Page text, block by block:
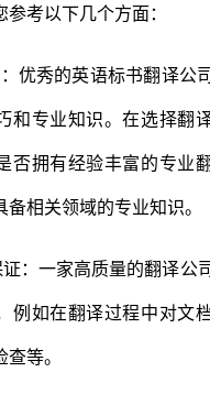
考以下几个方面：
秀的英语标书翻译公
和专业知识。在选择翻译
否拥有经验丰富的专业翻
相关领域的专业知识。
一家高质量的翻译公
例如在翻译过程中对文
等。